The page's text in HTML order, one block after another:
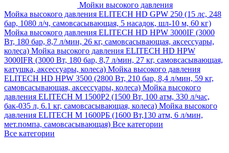
Мойки высокого давления
Мойка высокого давления ELITECH HD GPW 250 (15 лс, 248
бар, 1080 л/ч, самовсасывающая, 5 насадок, шл-10 м, 60 кг)
Мойка высокого давления ELITECH HD HPW 3000IF (3000
Вт, 180 бар, 8,7 л/мин, 26 кг, самовсасывающая, аксессуары,
колеса) Мойка высокого давления ELITECH HD HPW
3000IFR (3000 Вт, 180 бар, 8,7 л/мин, 27 кг, самовсасывающая,
катушка, аксессуары, колеса) Мойка высокого давления
ELITECH HD HPW 3500 (2800 Вт, 210 бар, 8,4 л/мин, 59 кг,
самовсасывающая, аксессуары, колеса) Мойка высокого
давления ELITECH M 1500P2 (1500 Вт, 100 атм, 330 л/час,
бак-035 л, 6.1 кг, самовсасывающая, колеса) Мойка высокого
давления ELITECH М 1600РБ (1600 Вт,130 атм, 6 л/мин,
мет.помпа, самовсасывающая) Все категории
Все категории